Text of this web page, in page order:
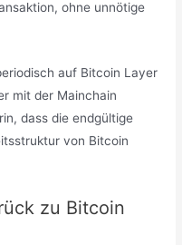
ohne unnötige
auf Bitcoin Layer
mit der Mainchain
dass die endgültige
von Bitcoin
zu Bitcoin